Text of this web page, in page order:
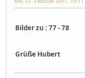
Bilder zu : 77 - 78
Grüße Hubert